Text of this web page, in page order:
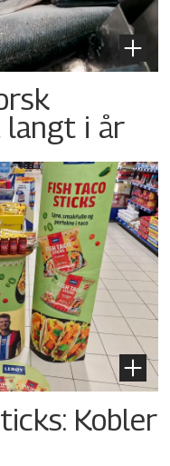
langt i år
Kobler